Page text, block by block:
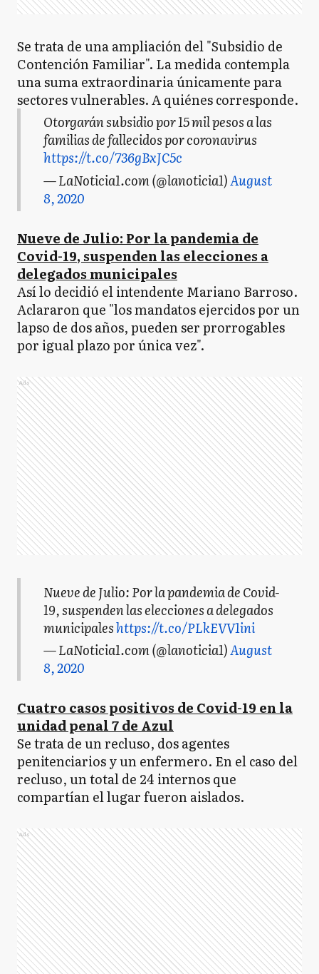
Se trata de una ampliación del "Subsidio de
Contención Familiar". La medida contempla
una suma extraordinaria únicamente para
sectores vulnerables. A quiénes corresponde.
Otorgarán subsidio por 15 mil pesos a las
familias de fallecidos por coronavirus
https://t.co/736gBxJC5c
— LaNoticia1.com (@lanoticia1)August
8, 2020
Nueve de Julio: Por la pandemia de
Covid-19, suspenden las elecciones a
delegados municipales
Así lo decidió el intendente Mariano Barroso.
Aclararon que "los mandatos ejercidos por un
lapso de dos años, pueden ser prorrogables
por igual plazo por única vez".
Ads
Nueve de Julio: Por la pandemia de Covid-
19, suspenden las elecciones a delegados
municipaleshttps://t.co/PLkEVV1ini
— LaNoticia1.com (@lanoticia1)August
8, 2020
Cuatro casos positivos de Covid-19 en la
unidad penal 7 de Azul
Se trata de un recluso, dos agentes
penitenciarios y un enfermero. En el caso del
recluso, un total de 24 internos que
compartían el lugar fueron aislados.
Ads